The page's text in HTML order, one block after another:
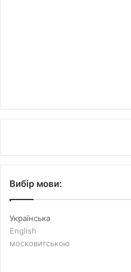
Вибір мови:
Українська
English
московитською